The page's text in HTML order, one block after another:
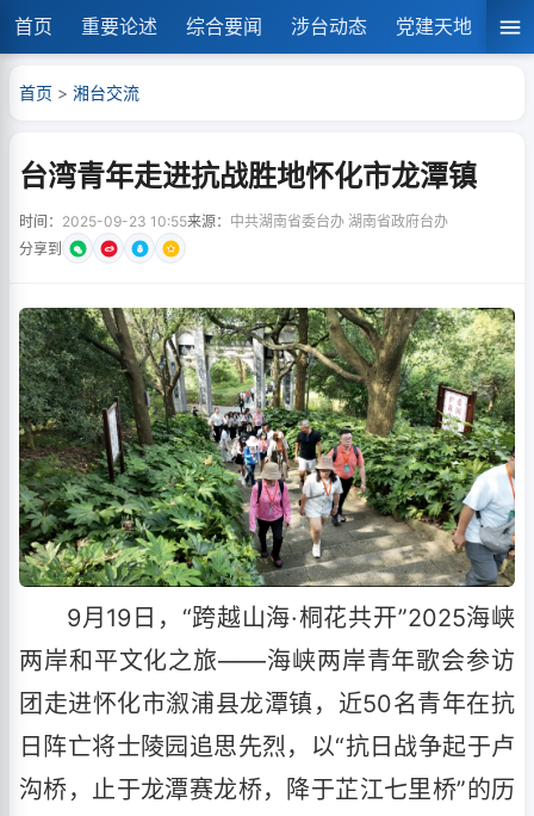
首页 重要论述 综合要闻 涉台动态 党建天地 湘
首页 > 湘台交流
台湾青年走进抗战胜地怀化市龙潭镇
时间： 2025-09-23 10:55来源： 中共湖南省委台办 湖南省政府台办
分享到
9月19日，“跨越山海·桐花共开”2025海峡
两岸和平文化之旅——海峡两岸青年歌会参访
团走进怀化市溆浦县龙潭镇，近50名青年在抗
日阵亡将士陵园追思先烈，以“抗日战争起于卢
沟桥，止于龙潭赛龙桥，降于芷江七里桥”的历